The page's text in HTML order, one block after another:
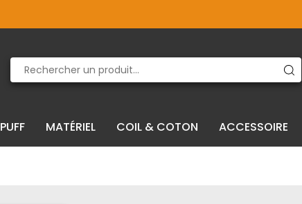
PUFF MATÉRIEL COIL & COTON ACCESSOIRE